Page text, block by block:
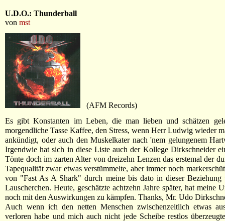
U.D.O.: Thunderball
von mst
(AFM Records)
Es gibt Konstanten im Leben, die man lieben und schätzen
morgendliche Tasse Kaffee, den Stress, wenn Herr Ludwig wieder
ankündigt, oder auch den Muskelkater nach 'nem gelungenem
Irgendwie hat sich in diese Liste auch der Kollege Dirkschneider
Tönte doch im zarten Alter von dreizehn Lenzen das erstemal der
Tapequalität zwar etwas verstümmelte, aber immer noch
von "Fast As A Shark" durch meine bis dato in dieser Beziehung
Lauscherchen. Heute, geschätzte achtzehn Jahre später, hat meine
noch mit den Auswirkungen zu kämpfen. Thanks, Mr. Udo
Auch wenn ich den netten Menschen zwischenzeitlich etwas
verloren habe und mich auch nicht jede Scheibe restlos